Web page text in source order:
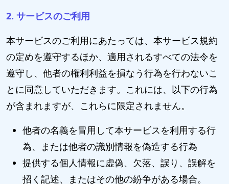
2. サービスのご利用
本サービスのご利用にあたっては、本サービス規約
の定めを遵守するほか、適用されるすべての法令を
遵守し、他者の権利利益を損なう行為を行わないこ
とに同意していただきます。これには、以下の行為
が含まれますが、これらに限定されません。
他者の名義を冒用して本サービスを利用する行
為、または他者の識別情報を偽造する行為
提供する個人情報に虚偽、欠落、誤り、誤解を
招く記述、またはその他の紛争がある場合。